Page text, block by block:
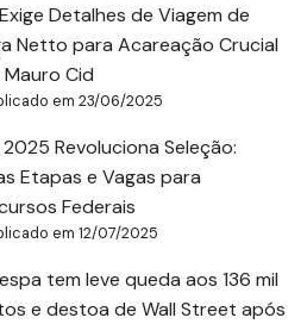
Detalhes de Viagem de
Netto para Acareação Crucial
Cid
em 23/06/2025
2025 Revoluciona Seleção:
Etapas e Vagas para
Federais
em 12/07/2025
tem leve queda aos 136 mil
e destoa de Wall Street após